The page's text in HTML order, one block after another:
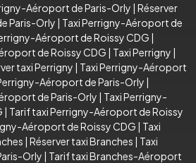
Aéroport de Paris-Orly | Réserver
Paris-Orly | Taxi Perrigny-Aéroport de
Aéroport de Roissy CDG |
de Roissy CDG | Taxi Perrigny |
taxi Perrigny | Taxi Perrigny-Aéroport
Aéroport de Paris-Orly |
de Paris-Orly | Taxi Perrigny-
| Tarif taxi Perrigny-Aéroport de Roissy
Aéroport de Roissy CDG | Taxi
| Réserver taxi Branches | Taxi
Orly | Tarif taxi Branches-Aéroport